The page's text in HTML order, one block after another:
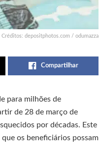
Créditos: depositphotos.com / odumazza
Compartilhar
para milhões de
de 28 de março de
por décadas. Este
os beneficiários possam